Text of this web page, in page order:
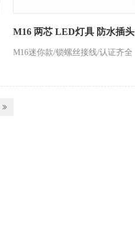
M16 两芯 LED灯具 防水插头
M16迷你款/锁螺丝接线/认证齐全